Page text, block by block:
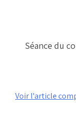
Séance du
Voir l'article